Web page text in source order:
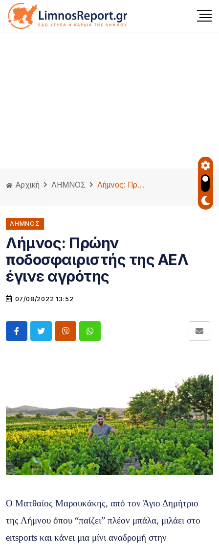
Αρχική ΛΗΜΝΟΣ Λήμνος: Πρώην ποδοσφαιριστής της ΑΕΛ έγινε αγρότης
ΛΗΜΝΟΣ
Λήμνος: Πρώην
ποδοσφαιριστής της ΑΕΛ
έγινε αγρότης
07/08/2022 13:52
Ο Ματθαίος Μαρουκάκης, από τον Άγιο Δημήτριο
της Λήμνου όπου “παίζει” πλέον μπάλα, μιλάει στο
ertsports και κάνει μια μίνι αναδρομή στην